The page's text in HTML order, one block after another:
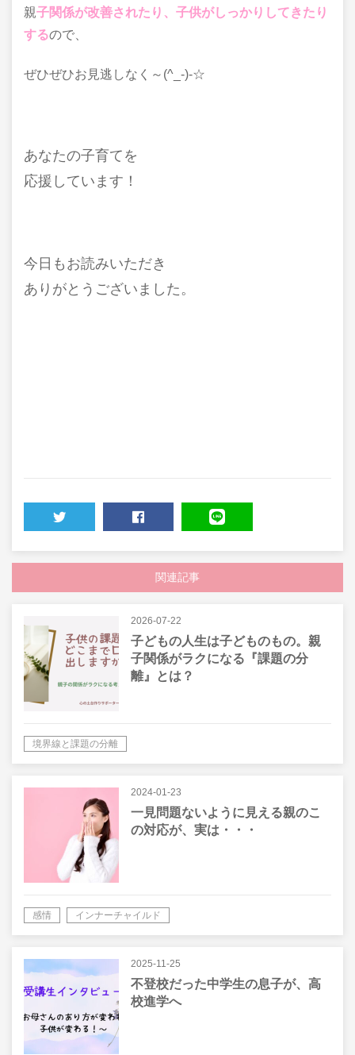
親子関係が改善されたり、子供がしっかりしてきたり
するので、
ぜひぜひお見逃しなく～(^_-)-☆
あなたの子育てを
応援しています！
今日もお読みいただき
ありがとうございました。
関連記事
2026-07-22
子どもの人生は子どものもの。親
子関係がラクになる『課題の分
離』とは？
境界線と課題の分離
2024-01-23
一見問題ないように見える親のこ
の対応が、実は・・・
感情 インナーチャイルド
2025-11-25
不登校だった中学生の息子が、高
校進学へ